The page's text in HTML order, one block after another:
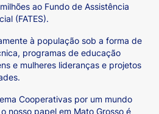
ao Fundo de Assistência
(FATES).
à população sob a forma de
programas de educação
e mulheres lideranças e projetos
Cooperativas por um mundo
nosso papel em Mato Grosso é